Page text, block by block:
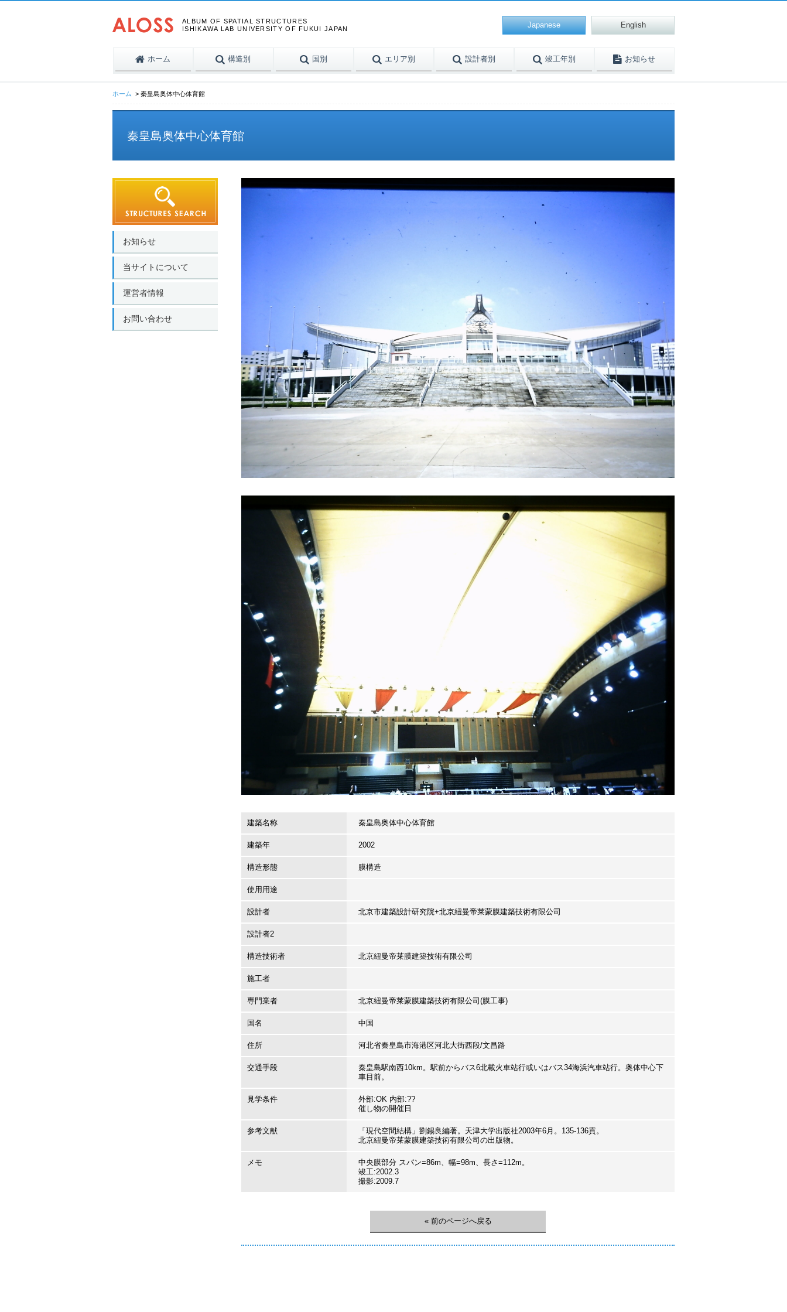
ALBUM OF SPATIAL STRUCTURES
ISHIKAWA LAB UNIVERSITY OF FUKUI JAPAN
English
Japanese
ホーム 構造別 国別 エリア別 設計者別 竣工年別 お知らせ
ホーム 秦皇島奥体中心体育館
秦皇島奥体中心体育館
建築名称 秦皇島奥体中心体育館
建築年 2002
構造形態 膜構造
使用用途
設計者 北京市建築設計研究院+北京紐曼帝莱蒙膜建築技術有限公司
設計者2
構造技術者 北京紐曼帝莱膜建築技術有限公司
施工者
専門業者 北京紐曼帝莱蒙膜建築技術有限公司(膜工事)
国名 中国
住所 河北省秦皇島市海港区河北大街西段/文昌路
交通手段
秦皇島駅南西10km。駅前からバス6北載火車站行或いはバス34海浜汽車站行。奥体中心下
車目前。
見学条件
外部:OK 内部:??
催し物の開催日
参考文献
「現代空間結構」劉錫良編著。天津大学出版社2003年6月。135-136貢。
北京紐曼帝莱蒙膜建築技術有限公司の出版物。
メモ
中央膜部分 スパン=86m、幅=98m、長さ=112m。
竣工:2002.3
撮影:2009.7
« 前のページへ戻る
お知らせ
当サイトについて
運営者情報
お問い合わせ